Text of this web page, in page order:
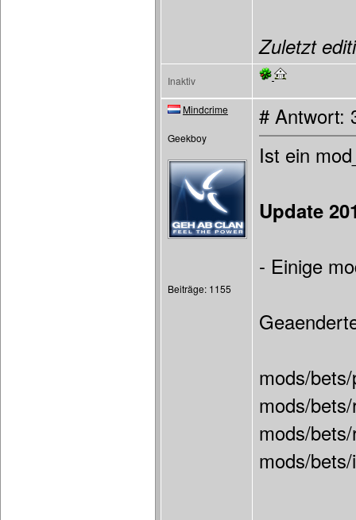
Zuletzt
Inaktiv
Mindcrime
Geekboy
Beiträge: 1155
# Antwort:
Ist ein
Update
- Einige
mods/
mods/
mods/
mods/